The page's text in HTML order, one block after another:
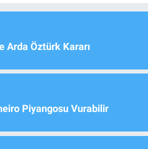
Arda Öztürk Kararı
Piyangosu Vurabilir